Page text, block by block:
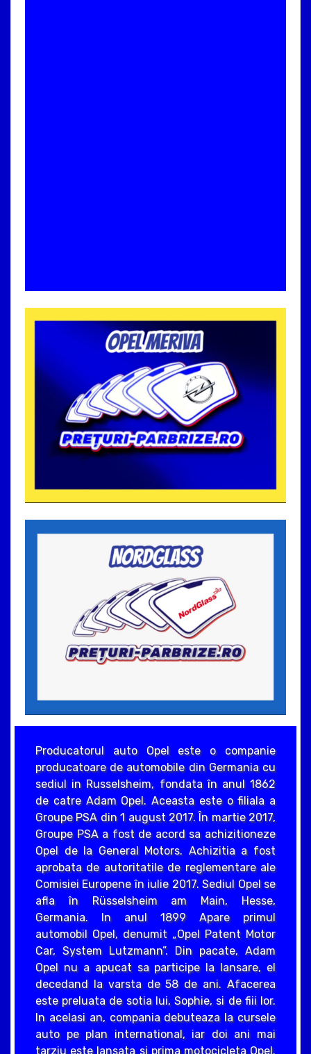
Producatorul auto Opel este o companie
producatoare de automobile din Germania cu
sediul in Russelsheim, fondata în anul 1862
de catre Adam Opel. Aceasta este o filiala a
Groupe PSA din 1 august 2017. În martie 2017,
Groupe PSA a fost de acord sa achizitioneze
Opel de la General Motors. Achizitia a fost
aprobata de autoritatile de reglementare ale
Comisiei Europene în iulie 2017. Sediul Opel se
afla în Rüsselsheim am Main, Hesse,
Germania. In anul 1899 Apare primul
automobil Opel, denumit „Opel Patent Motor
Car, System Lutzmann”. Din pacate, Adam
Opel nu a apucat sa participe la lansare, el
decedand la varsta de 58 de ani. Afacerea
este preluata de sotia lui, Sophie, si de fiii lor.
In acelasi an, compania debuteaza la cursele
auto pe plan international, iar doi ani mai
tarziu este lansata si prima motocicleta Opel.